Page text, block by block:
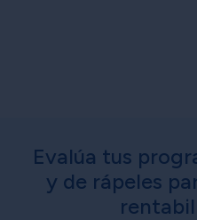
Evalúa tus
y de rápeles